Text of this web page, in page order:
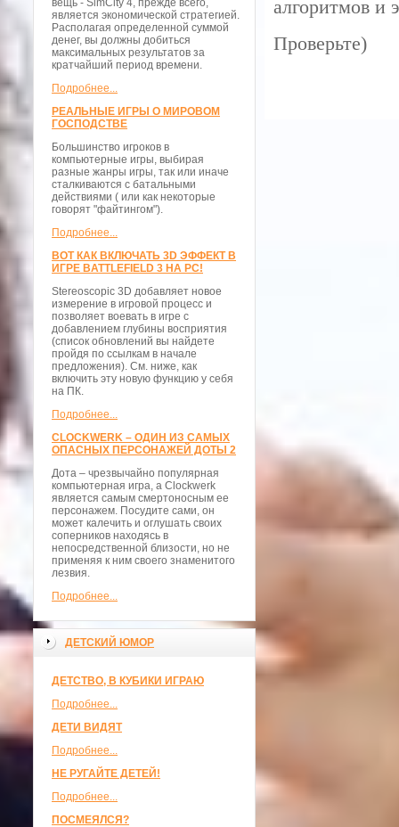
вещь - SimCity 4, прежде всего,
является экономической стратегией.
Располагая определенной суммой
денег, вы должны добиться
максимальных результатов за
кратчайший период времени.
Подробнее...
РЕАЛЬНЫЕ ИГРЫ О МИРОВОМ
ГОСПОДСТВЕ
Большинство игроков в
компьютерные игры, выбирая
разные жанры игры, так или иначе
сталкиваются с батальными
действиями ( или как некоторые
говорят "файтингом").
Подробнее...
ВОТ КАК ВКЛЮЧАТЬ 3D ЭФФЕКТ В
ИГРЕ BATTLEFIELD 3 НА PC!
Stereoscopic 3D добавляет новое
измерение в игровой процесс и
позволяет воевать в игре с
добавлением глубины восприятия
(список обновлений вы найдете
пройдя по ссылкам в начале
предложения). См. ниже, как
включить эту новую функцию у себя
на ПК.
Подробнее...
CLOCKWERK – ОДИН ИЗ САМЫХ
ОПАСНЫХ ПЕРСОНАЖЕЙ ДОТЫ 2
Дота – чрезвычайно популярная
компьютерная игра, а Clockwerk
является самым смертоносным ее
персонажем. Посудите сами, он
может калечить и оглушать своих
соперников находясь в
непосредственной близости, но не
применяя к ним своего знаменитого
лезвия.
Подробнее...
ДЕТСКИЙ ЮМОР
ДЕТСТВО, В КУБИКИ ИГРАЮ
Подробнее...
ДЕТИ ВИДЯТ
Подробнее...
НЕ РУГАЙТЕ ДЕТЕЙ!
Подробнее...
ПОСМЕЯЛСЯ?
алгоритмов и
Проверьте)